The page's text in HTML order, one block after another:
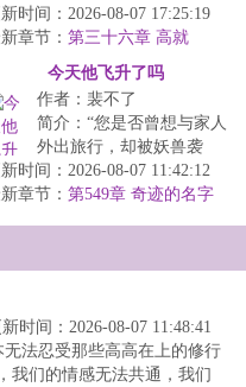
灾，人灾，魔灾，异星灾
难，宇宙灾难……不断
爆...
时间：2026-08-07 17:25:19
章节： 第三十六章 高就
今天他飞升了吗
作者：裴不了
简介：“您是否曾想与家人
外出旅行，却被妖兽袭
扰？”“您是否一向与人为
善，却遇到魇物作祟...
时间：2026-08-07 11:42:12
章节： 第549章 奇迹的名字
时间：2026-08-07 11:48:41
法忍受那些高高在上的修行
我们的情感无法共通，我们